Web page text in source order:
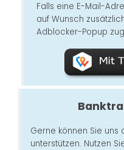
Falls eine E-Mail-
auf Wunsch
Adblocker-Popup
Gerne können Sie
unterstützen. Nutzen